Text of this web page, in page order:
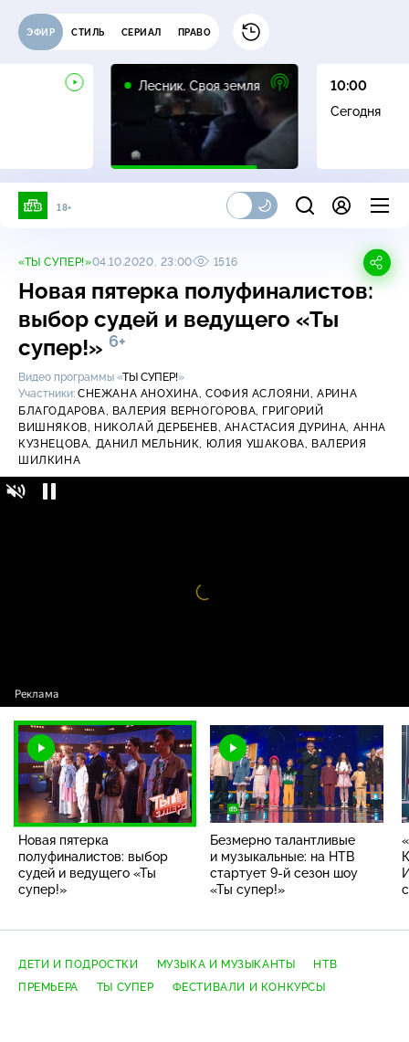
ЭФИР СТИЛЬ СЕРИАЛ ПРАВО
Лесник. Своя земля
16+
10:00
Сегодня
18+
«ТЫ СУПЕР!»04.10.2020, 23:00 1516
Новая пятерка полуфиналистов:
выбор судей и ведущего «Ты
супер!» 6+
Видео программы «ТЫ СУПЕР!»
Участники: СНЕЖАНА АНОХИНА,СОФИЯ АСЛОЯНИ,АРИНА
БЛАГОДАРОВА, ВАЛЕРИЯ ВЕРНОГОРОВА, ГРИГОРИЙ
ВИШНЯКОВ, НИКОЛАЙ ДЕРБЕНЕВ, АНАСТАСИЯ ДУРИНА, АННА
КУЗНЕЦОВА, ДАНИЛ МЕЛЬНИК, ЮЛИЯ УШАКОВА, ВАЛЕРИЯ
ШИЛКИНА
Видео
проигрыватель
Новая пятерка
полуфиналистов: выбор
судей и ведущего «Ты
супер!»
Безмерно талантливые
и музыкальные: на НТВ
стартует 9-й сезон шоу
«Ты супер!»
ДЕТИ И ПОДРОСТКИ МУЗЫКА И МУЗЫКАНТЫ
НТВ
ПРЕМЬЕРА
ТЫ СУПЕР ФЕСТИВАЛИ И КОНКУРСЫ